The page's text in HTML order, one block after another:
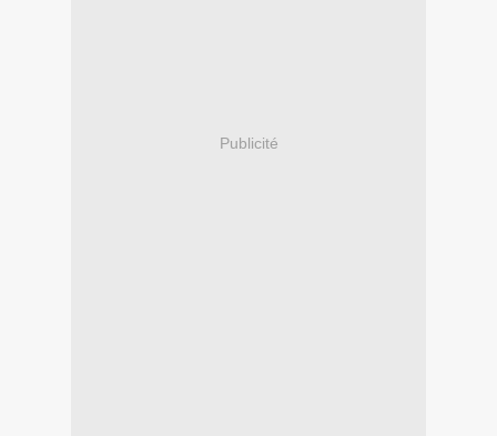
Publicité